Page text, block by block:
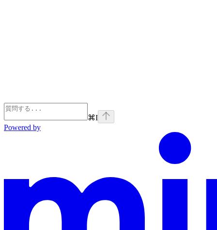
⌘I
Powered by